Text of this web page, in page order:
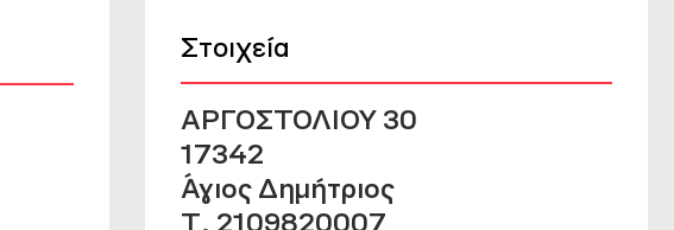
Στοιχεία
ΑΡΓΟΣΤΟΛΙΟΥ 30
17342
Άγιος Δημήτριος
Τ. 2109820007